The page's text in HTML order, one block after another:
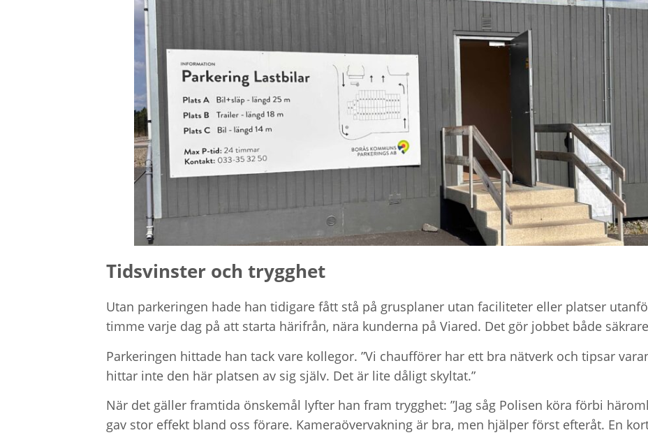
Tidsvinster och trygghet
Utan parkeringen hade han tidigare fått stå på grusplaner utan faciliteter eller platser
timme varje dag på att starta härifrån, nära kunderna på Viared. Det gör jobbet både
Parkeringen hittade han tack vare kollegor. ”Vi chaufförer har ett bra nätverk och tipsar
hittar inte den här platsen av sig själv. Det är lite dåligt skyltat.”
När det gäller framtida önskemål lyfter han fram trygghet: ”Jag såg Polisen köra förbi
gav stor effekt bland oss förare. Kameraövervakning är bra, men hjälper först efteråt. En